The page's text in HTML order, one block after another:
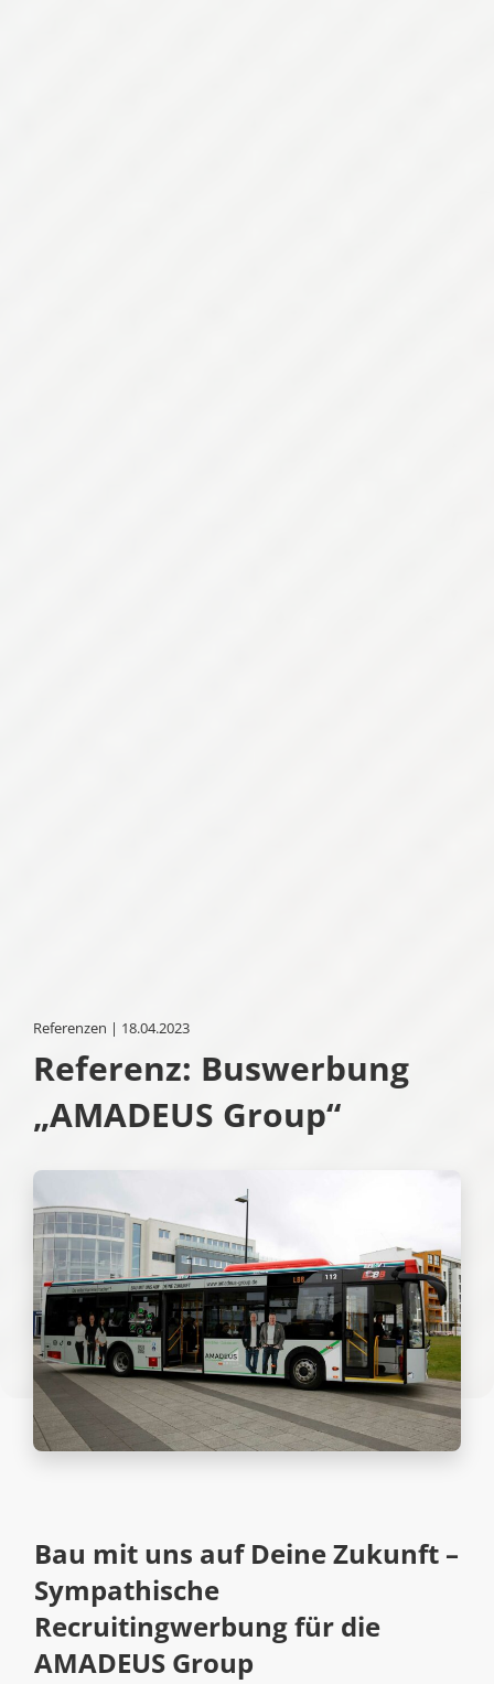
Referenzen | 18.04.2023
Referenz: Buswerbung
„AMADEUS Group“
Bau mit uns auf Deine Zukunft –
Sympathische
Recruitingwerbung für die
AMADEUS Group